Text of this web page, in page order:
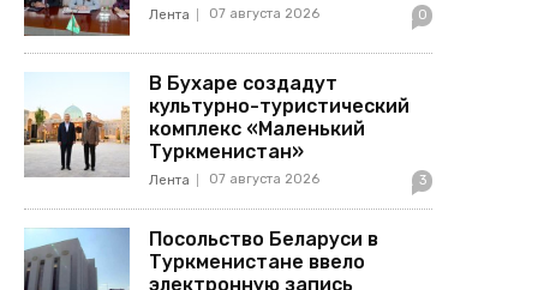
Лента 07 августа 2026 0
В Бухаре создадут
культурно-туристический
комплекс «Маленький
Туркменистан»
Лента 07 августа 2026 3
Посольство Беларуси в
Туркменистане ввело
электронную запись